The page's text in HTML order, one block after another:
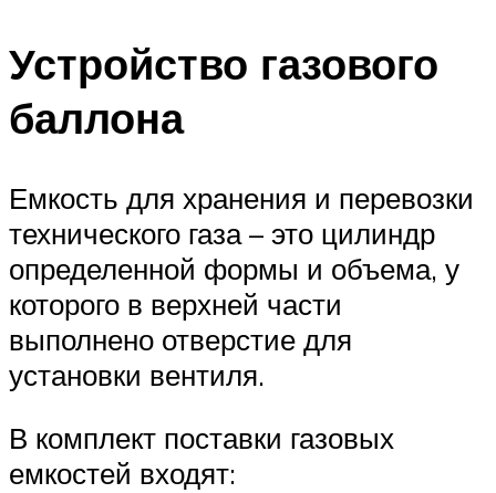
Устройство газового
баллона
Емкость для хранения и перевозки
технического газа – это цилиндр
определенной формы и объема, у
которого в верхней части
выполнено отверстие для
установки вентиля.
В комплект поставки газовых
емкостей входят: